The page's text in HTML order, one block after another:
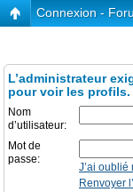
Connexion -
L’administrateur
pour voir les profils.
Nom
d’utilisateur:
Mot de
passe:
J’ai oublié
Renvoyer